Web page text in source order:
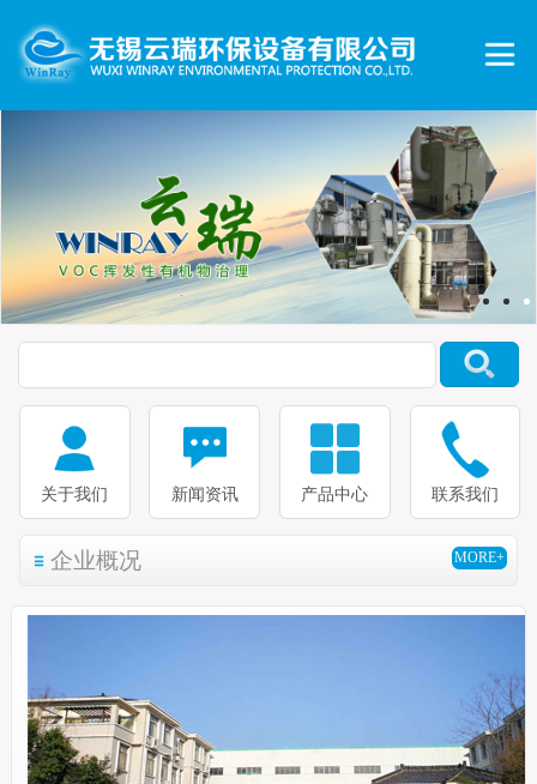
关于我们 新闻资讯 产品中心 联系我们
企业概况 MORE+